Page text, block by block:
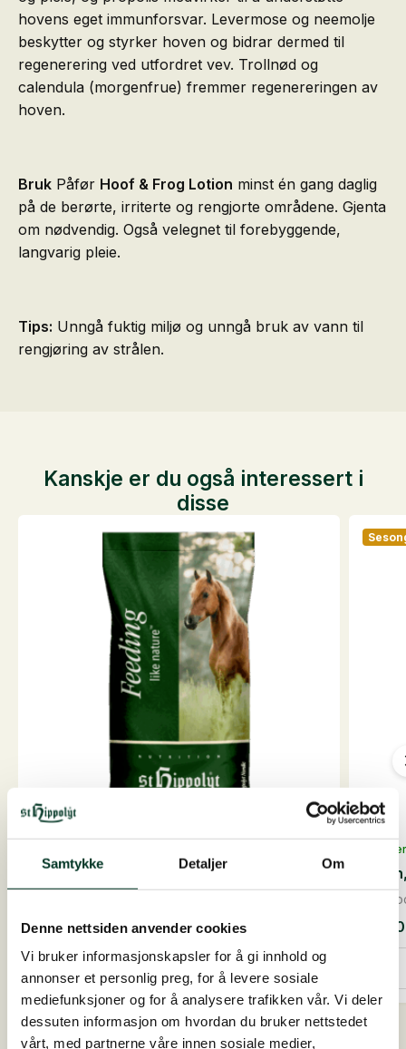
Samtykke Detaljer Om
Denne nettsiden anvender cookies
Vi bruker informasjonskapsler for å gi innhold og
annonser et personlig preg, for å levere sosiale
mediefunksjoner og for å analysere trafikken vår. Vi deler
dessuten informasjon om hvordan du bruker nettstedet
vårt, med partnerne våre innen sosiale medier,
hovens eget immunforsvar. Levermose og neemolje
beskytter og styrker hoven og bidrar dermed til
regenerering ved utfordret vev. Trollnød og
calendula (morgenfrue) fremmer regenereringen av
hoven.
Bruk Påfør Hoof & Frog Lotion minst én gang daglig
på de berørte, irriterte og rengjorte områdene. Gjenta
om nødvendig. Også velegnet til forebyggende,
langvarig pleie.
Tips: Unngå fuktig miljø og unngå bruk av vann til
rengjøring av strålen.
Kanskje er du også interessert i
disse
Muscle Protein, 25 kg
1.015,00NOK
Muscle
25
kg
Legg i handlekurv
På lager
Biotin,
antall